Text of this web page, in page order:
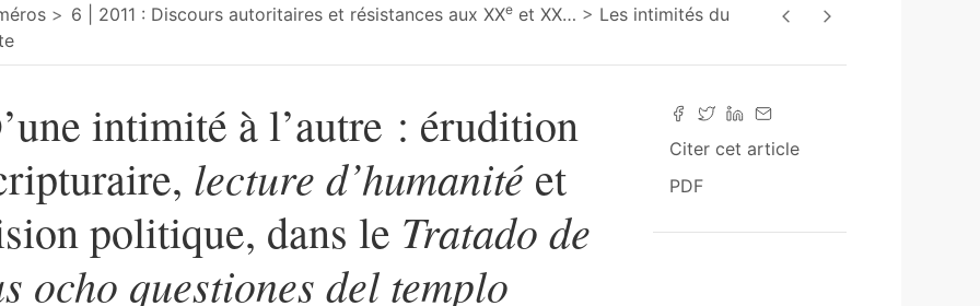
6 | 2011 : Discours autoritaires et résistances aux XXe et XX…
Les intimités du
Citer cet article
PDF
intimité à l’autre : érudition
lecture d’humanité et
politique, dans le Tratado de
ocho questiones del templo